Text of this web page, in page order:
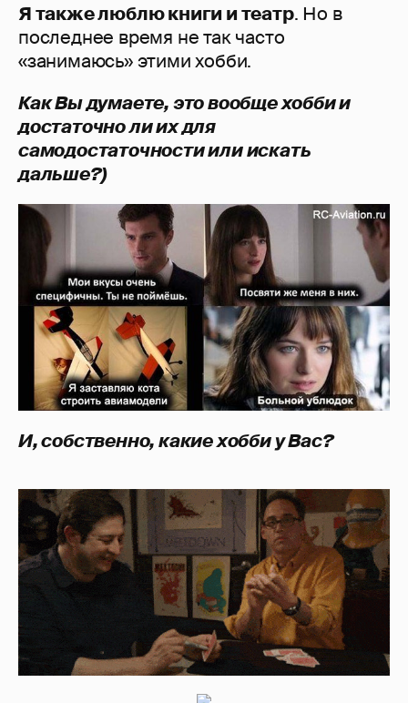
Я также люблю книги и театр. Но в
последнее время не так часто
«занимаюсь» этими хобби.
Как Вы думаете, это вообще хобби и
достаточно ли их для
самодостаточности или искать
дальше?)
И, собственно, какие хобби у Вас?